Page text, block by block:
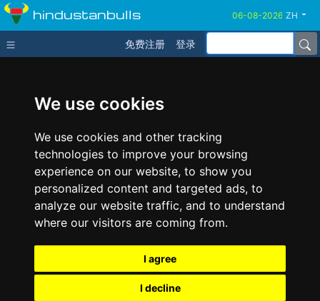
We use cookies
We use cookies and other tracking
technologies to improve your browsing
experience on our website, to show you
personalized content and targeted ads, to
analyze our website traffic, and to understand
where our visitors are coming from.
I agree
I decline
hindustanbulls ZH
免费注册 登录